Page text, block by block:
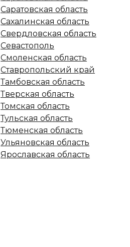
Саратовская область
Сахалинская область
Свердловская область
Севастополь
Смоленская область
Ставропольский край
Тамбовская область
Тверская область
Томская область
Тульская область
Тюменская область
Ульяновская область
Ярославская область